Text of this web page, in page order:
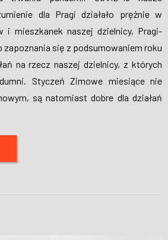
dla Pragi działało prężnie w
i mieszkanek naszej dzielnicy, Pragi-
zapoznania się z podsumowaniem roku
na rzecz naszej dzielnicy, z których
Styczeń Zimowe miesiące nie
są natomiast dobre dla działań